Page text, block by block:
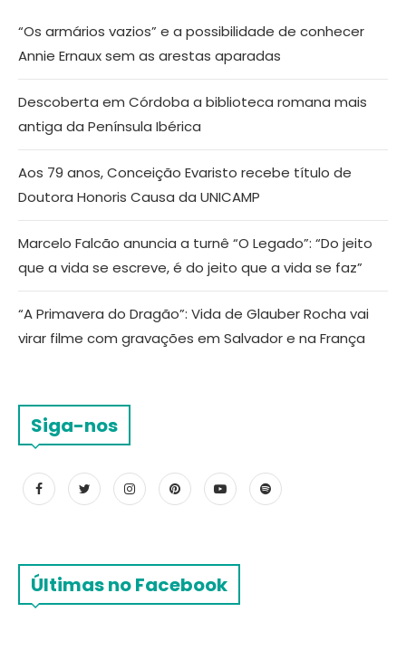
“Os armários vazios” e a possibilidade de conhecer
Annie Ernaux sem as arestas aparadas
Descoberta em Córdoba a biblioteca romana mais
antiga da Península Ibérica
Aos 79 anos, Conceição Evaristo recebe título de
Doutora Honoris Causa da UNICAMP
Marcelo Falcão anuncia a turnê “O Legado”: “Do jeito
que a vida se escreve, é do jeito que a vida se faz”
“A Primavera do Dragão”: Vida de Glauber Rocha vai
virar filme com gravações em Salvador e na França
Siga-nos
Últimas no Facebook